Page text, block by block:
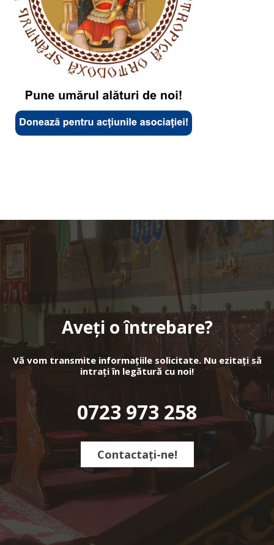
Aveți o întrebare?
Vă vom transmite informațiile solicitate. Nu ezitați să
intrați în legătură cu noi!
0723 973 258
Contactați-ne!